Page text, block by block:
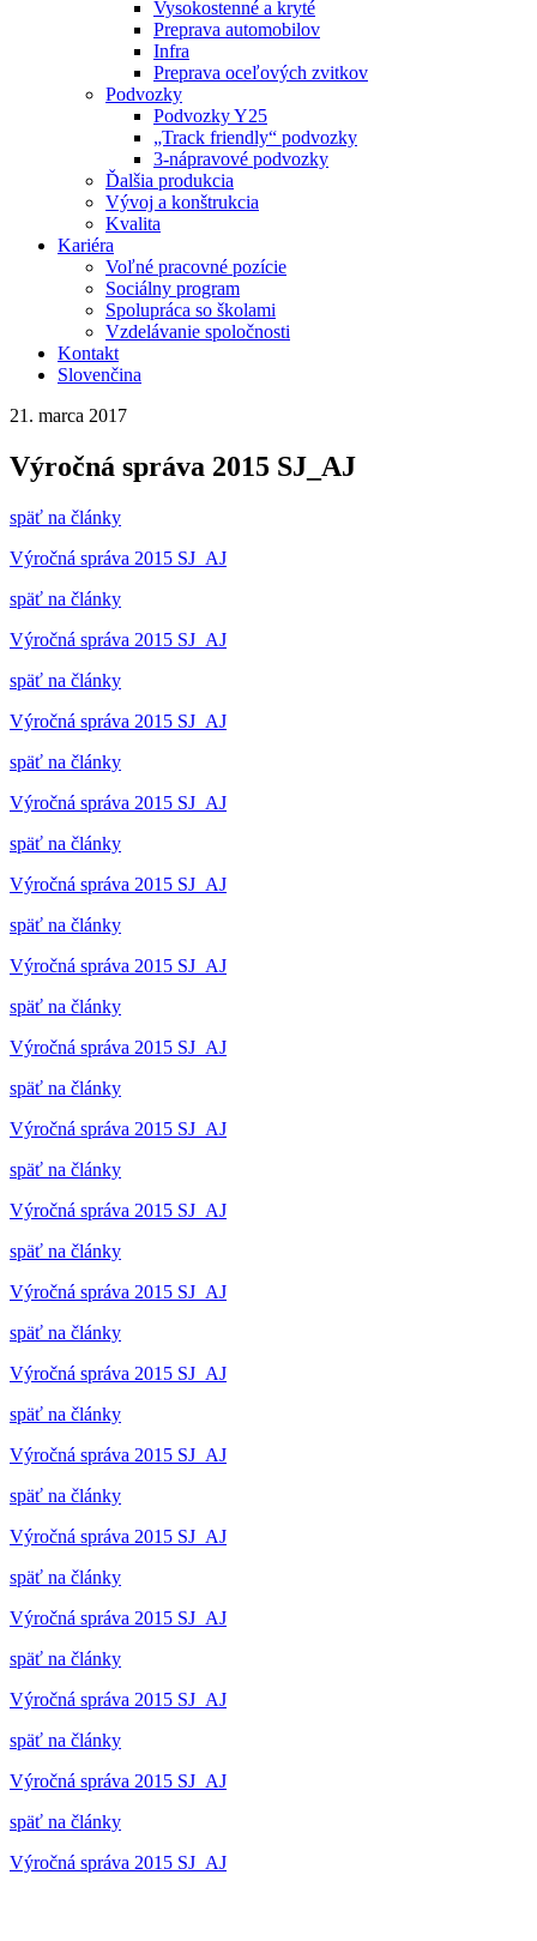
Vysokostenné a kryté
Preprava automobilov
Infra
Preprava oceľových zvitkov
Podvozky
Podvozky Y25
„Track friendly“ podvozky
3-nápravové podvozky
Ďalšia produkcia
Vývoj a konštrukcia
Kvalita
Kariéra
Voľné pracovné pozície
Sociálny program
Spolupráca so školami
Vzdelávanie spoločnosti
Kontakt
Slovenčina
21. marca 2017
Výročná správa 2015 SJ_AJ
späť na články
Výročná správa 2015 SJ_AJ
späť na články
Výročná správa 2015 SJ_AJ
späť na články
Výročná správa 2015 SJ_AJ
späť na články
Výročná správa 2015 SJ_AJ
späť na články
Výročná správa 2015 SJ_AJ
späť na články
Výročná správa 2015 SJ_AJ
späť na články
Výročná správa 2015 SJ_AJ
späť na články
Výročná správa 2015 SJ_AJ
späť na články
Výročná správa 2015 SJ_AJ
späť na články
Výročná správa 2015 SJ_AJ
späť na články
Výročná správa 2015 SJ_AJ
späť na články
Výročná správa 2015 SJ_AJ
späť na články
Výročná správa 2015 SJ_AJ
späť na články
Výročná správa 2015 SJ_AJ
späť na články
Výročná správa 2015 SJ_AJ
späť na články
Výročná správa 2015 SJ_AJ
späť na články
Výročná správa 2015 SJ_AJ